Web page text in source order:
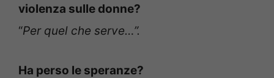
violenza sulle donne?
“Per quel che serve…”.
Ha perso le speranze?